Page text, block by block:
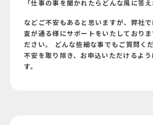
「仕事の事を聞かれたらどんな風に答え
などご不安もあると思いますが、弊社
査が通る様にサポートをいたしており
ださい。 どんな些細な事でもご質問くだ
不安を取り除き、お申込いただけるよ
す。